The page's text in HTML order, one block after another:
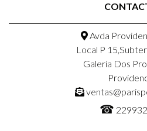
Avda
Local P
Galeria Dos
☎